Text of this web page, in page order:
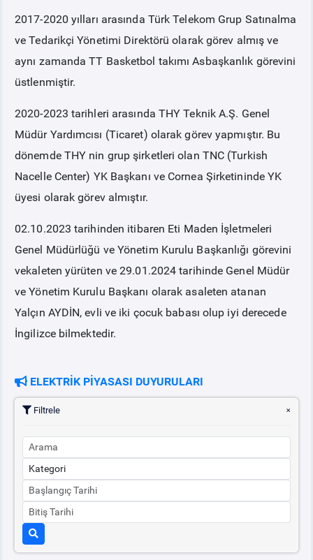
2017-2020 yılları arasında Türk Telekom Grup Satınalma
ve Tedarikçi Yönetimi Direktörü olarak görev almış ve
aynı zamanda TT Basketbol takımı Asbaşkanlık görevini
üstlenmiştir.
2020-2023 tarihleri arasında THY Teknik A.Ş. Genel
Müdür Yardımcısı (Ticaret) olarak görev yapmıştır. Bu
dönemde THY nin grup şirketleri olan TNC (Turkish
Nacelle Center) YK Başkanı ve Cornea Şirketininde YK
üyesi olarak görev almıştır.
02.10.2023 tarihinden itibaren Eti Maden İşletmeleri
Genel Müdürlüğü ve Yönetim Kurulu Başkanlığı görevini
vekaleten yürüten ve 29.01.2024 tarihinde Genel Müdür
ve Yönetim Kurulu Başkanı olarak asaleten atanan
Yalçın AYDİN, evli ve iki çocuk babası olup iyi derecede
İngilizce bilmektedir.
ELEKTRİK PİYASASI DUYURULARI
Filtrele